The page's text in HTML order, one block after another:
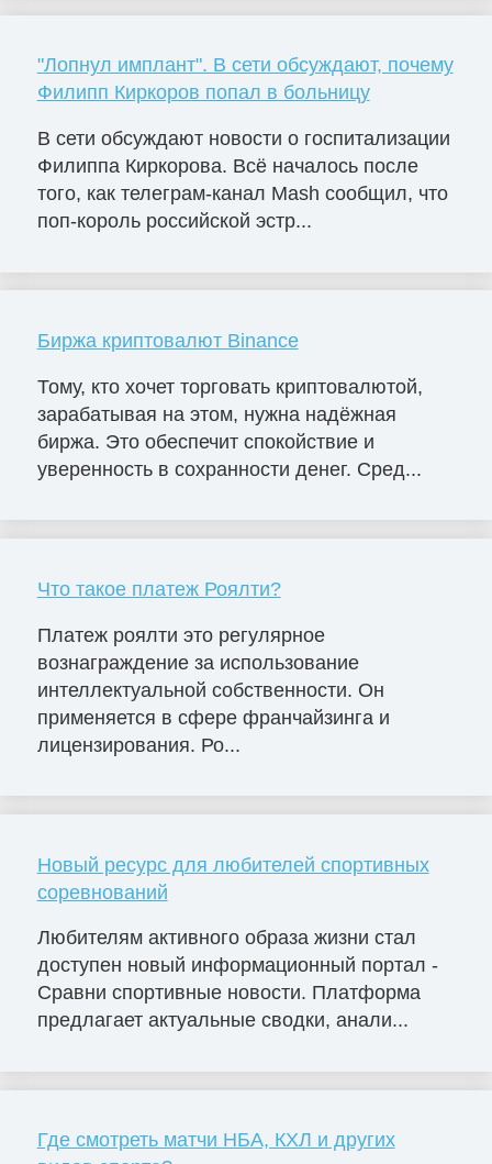
"Лопнул имплант". В сети обсуждают, почему
Филипп Киркоров попал в больницу
В сети обсуждают новости о госпитализации
Филиппа Киркорова. Всё началось после
того, как телеграм-канал Mash сообщил, что
поп-король российской эстр...
Биржа криптовалют Binance
Тому, кто хочет торговать криптовалютой,
зарабатывая на этом, нужна надёжная
биржа. Это обеспечит спокойствие и
уверенность в сохранности денег. Сред...
Что такое платеж Роялти?
Платеж роялти это регулярное
вознаграждение за использование
интеллектуальной собственности. Он
применяется в сфере франчайзинга и
лицензирования. Ро...
Новый ресурс для любителей спортивных
соревнований
Любителям активного образа жизни стал
доступен новый информационный портал -
Сравни спортивные новости. Платформа
предлагает актуальные сводки, анали...
Где смотреть матчи НБА, КХЛ и других